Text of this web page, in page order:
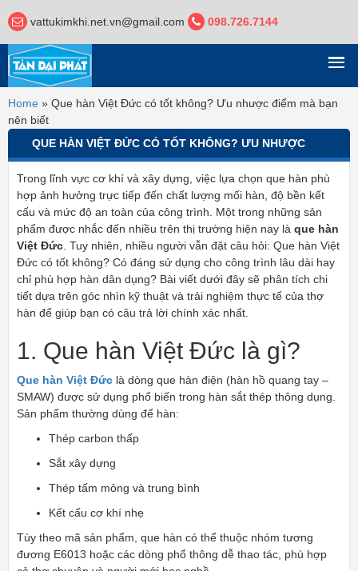
vattukimkhi.net.vn@gmail.com 098.726.7144
DANH MỤC
Home » Que hàn Việt Đức có tốt không? Ưu nhược điểm mà bạn
nên biết
QUE HÀN VIỆT ĐỨC CÓ TỐT KHÔNG? ƯU NHƯỢC
ĐIỂM MÀ BẠN NÊN BIẾT
Trong lĩnh vực cơ khí và xây dựng, việc lựa chọn que hàn phù
hợp ảnh hưởng trực tiếp đến chất lượng mối hàn, độ bền kết
cấu và mức độ an toàn của công trình. Một trong những sản
phẩm được nhắc đến nhiều trên thị trường hiện nay là que hàn
Việt Đức . Tuy nhiên, nhiều người vẫn đặt câu hỏi: Que hàn Việt
Đức có tốt không? Có đáng sử dụng cho công trình lâu dài hay
chỉ phù hợp hàn dân dụng? Bài viết dưới đây sẽ phân tích chi
tiết dựa trên góc nhìn kỹ thuật và trải nghiệm thực tế của thợ
hàn để giúp bạn có câu trả lời chính xác nhất.
1. Que hàn Việt Đức là gì?
Que hàn Việt Đức là dòng que hàn điện (hàn hồ quang tay –
SMAW) được sử dụng phổ biến trong hàn sắt thép thông dụng.
Sản phẩm thường dùng để hàn:
Thép carbon thấp
Sắt xây dựng
Thép tấm mỏng và trung bình
Kết cấu cơ khí nhẹ
Tùy theo mã sản phẩm, que hàn có thể thuộc nhóm tương
đương E6013 hoặc các dòng phổ thông dễ thao tác, phù hợp